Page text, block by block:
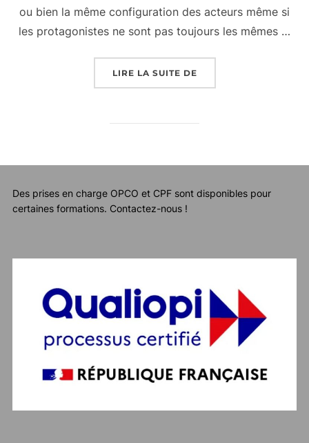
ou bien la même configuration des acteurs même si
les protagonistes ne sont pas toujours les mêmes …
LIRE LA SUITE DE« SORTIR DU SCHÉMA
Des prises en charge OPCO et CPF sont disponibles pour
certaines formations. Contactez-nous !